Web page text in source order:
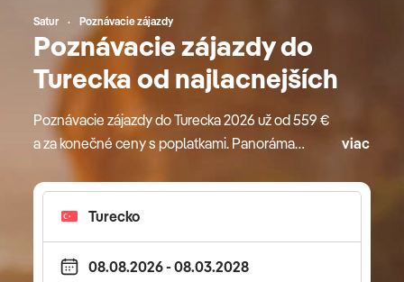
Satur Poznávacie zájazdy
Poznávacie zájazdy do
Turecka od najlacnejších
Poznávacie zájazdy do Turecka 2026 už od 559 €
a za konečné ceny s poplatkami. Panoráma
tiahnu pozdĺž pobrežia a veľkolepých stavieb.
Spoznajte s nami krajinu s jedinečnou orientálnou
atmosférou, ktorú vďaka našim obľúbeným
a kvalitným sprievodcom uvidíte z úplne iného uhla
viac